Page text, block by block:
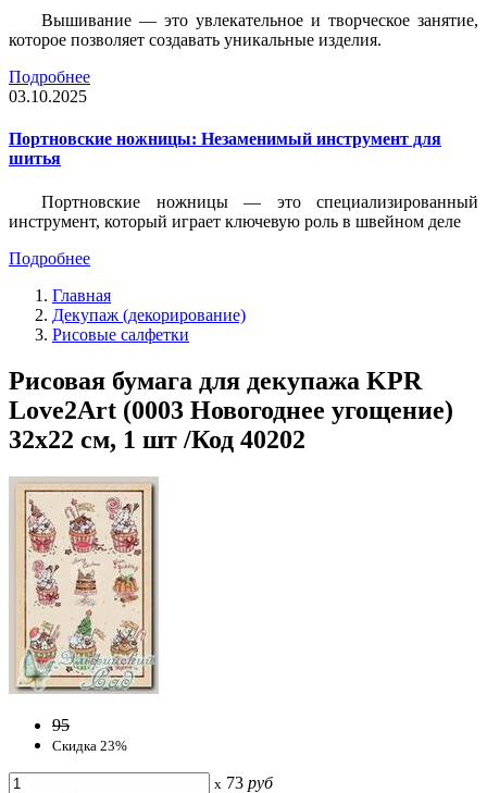
Вышивание — это увлекательное и творческое занятие,
которое позволяет создавать уникальные изделия.
Подробнее
03.10.2025
Портновские ножницы: Незаменимый инструмент для
шитья
Портновские ножницы — это специализированный
инструмент, который играет ключевую роль в швейном деле
Подробнее
Главная
Декупаж (декорирование)
Рисовые салфетки
Рисовая бумага для декупажа KPR
Love2Art (0003 Новогоднее угощение)
32х22 см, 1 шт /Код 40202
95
Скидка 23%
x 73 руб